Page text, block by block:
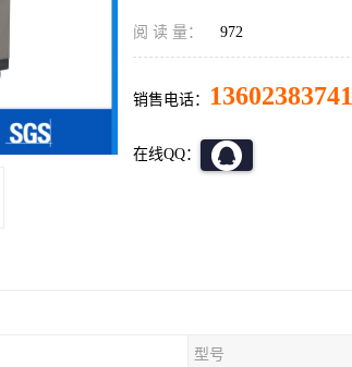
阅 读 量： 972
销售电话： 13602383741
在线QQ：
型号